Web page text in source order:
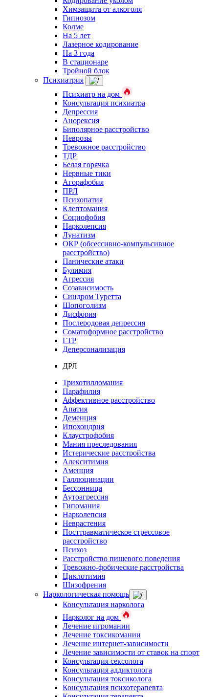
Химзащита от алкоголя
Гипнозом
Колме
На 5 лет
Лазерное кодирование
На 3 года
В стационаре
Тройной блок
Психиатрия
Психиатр на дом
Консультация психиатра
Депрессия
Анорексия
Биполярное расстройство
Неврозы
Тревожное расстройство
ТДР
Белая горячка
Нервные тики
Агорафобия
ПРЛ
Психопатия
Клептомания
Социофобия
Нарколепсия
Лунатизм
ОКР (обсессивно-компульсивное
расстройство)
Панические атаки
Булимия
Агрессия
Созависимость
Синдром Туретта
Шопоголизм
Дисфория
Послеродовая депрессия
Соматоформное расстройство
ГТР
Деперсонализация
ДРЛ
Трихотилломания
Парафилия
Аффективное расстройство
Апатия
Деменция
Ипохондрия
Клаустрофобия
Мания преследования
Истерические расстройства
Алекситимия
Аменция
Галлюцинации
Бессонница
Аутоагрессия
Гипомания
Нарколепсия
Неврастения
Посттравматическое стрессовое
расстройство
Психоз
Расстройство пищевого поведения
Тревожно-фобические расстройства
Циклотимия
Шизофрения
Наркологическая помощь
Консультация нарколога
Нарколог на дом
Лечение игромании
Лечение токсикомании
Лечение интернет-зависимости
Лечение зависимости от ставок на спорт
Консультация сексолога
Консультация аддиктолога
Консультация токсиколога
Консультация психотерапевта